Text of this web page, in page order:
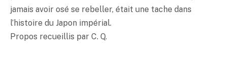
jamais avoir osé se rebeller, était une tache dans
l’histoire du Japon impérial.
Propos recueillis par C. Q.